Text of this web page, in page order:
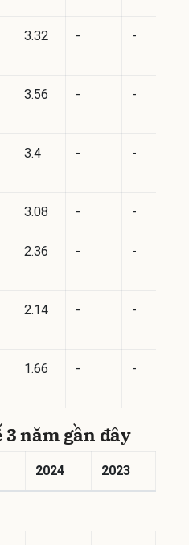
3.32 - -
3.56 - -
3.4 - -
3.08 - -
2.36 - -
2.14 - -
1.66 - -
năm gần đây
2024 2023